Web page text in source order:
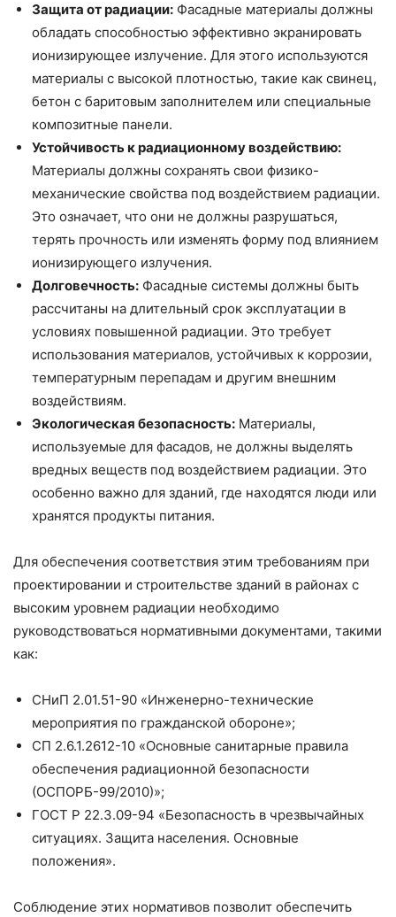
Защита от радиации: Фасадные материалы должны
обладать способностью эффективно экранировать
ионизирующее излучение. Для этого используются
материалы с высокой плотностью, такие как свинец,
бетон с баритовым заполнителем или специальные
композитные панели.
Устойчивость к радиационному воздействию:
Материалы должны сохранять свои физико-
механические свойства под воздействием радиации.
Это означает, что они не должны разрушаться,
терять прочность или изменять форму под влиянием
ионизирующего излучения.
Долговечность: Фасадные системы должны быть
рассчитаны на длительный срок эксплуатации в
условиях повышенной радиации. Это требует
использования материалов, устойчивых к коррозии,
температурным перепадам и другим внешним
воздействиям.
Экологическая безопасность: Материалы,
используемые для фасадов, не должны выделять
вредных веществ под воздействием радиации. Это
особенно важно для зданий, где находятся люди или
хранятся продукты питания.
Для обеспечения соответствия этим требованиям при
проектировании и строительстве зданий в районах с
высоким уровнем радиации необходимо
руководствоваться нормативными документами, такими
как:
СНиП 2.01.51-90 «Инженерно-технические
мероприятия по гражданской обороне»;
СП 2.6.1.2612-10 «Основные санитарные правила
обеспечения радиационной безопасности
(ОСПОРБ-99/2010)»;
ГОСТ Р 22.3.09-94 «Безопасность в чрезвычайных
ситуациях. Защита населения. Основные
положения».
Соблюдение этих нормативов позволит обеспечить